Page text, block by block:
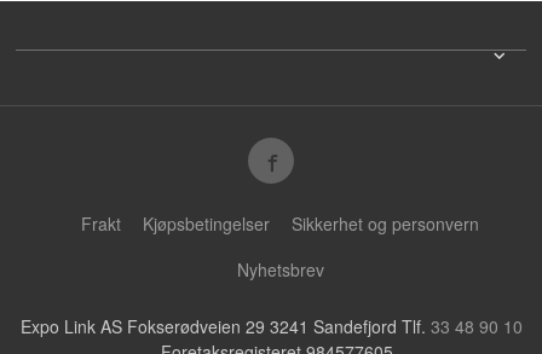
Frakt Kjøpsbetingelser
Sikkerhet og personvern
Nyhetsbrev
Expo Link AS Fokserødveien 29 3241 Sandefjord Tlf. 33 48 90 10